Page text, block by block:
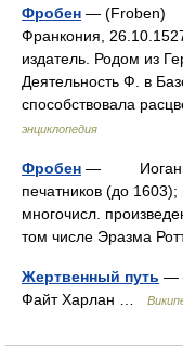
Фробен — (Froben)
Франкония,
издатель. Родом из
Деятельность Ф. в
способствовала
энциклопедия
Фробен — Иоганн
печатников (до
многочисл.
том числе Эразма
Жертвенный путь —
Файт Харлан …